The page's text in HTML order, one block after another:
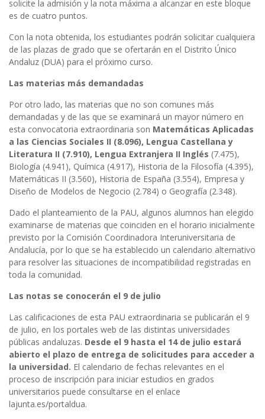
solicite la admisión y la nota máxima a alcanzar en este bloque
es de cuatro puntos.
Con la nota obtenida, los estudiantes podrán solicitar cualquiera
de las plazas de grado que se ofertarán en el Distrito Único
Andaluz (DUA) para el próximo curso.
Las materias más demandadas
Por otro lado, las materias que no son comunes más
demandadas y de las que se examinará un mayor número en
esta convocatoria extraordinaria son Matemáticas Aplicadas
a las Ciencias Sociales II (8.096), Lengua Castellana y
Literatura II (7.910), Lengua Extranjera II Inglés (7.475),
Biología (4.941), Química (4.917), Historia de la Filosofía (4.395),
Matemáticas II (3.560), Historia de España (3.554), Empresa y
Diseño de Modelos de Negocio (2.784) o Geografía (2.348).
Dado el planteamiento de la PAU, algunos alumnos han elegido
examinarse de materias que coinciden en el horario inicialmente
previsto por la Comisión Coordinadora Interuniversitaria de
Andalucía, por lo que se ha establecido un calendario alternativo
para resolver las situaciones de incompatibilidad registradas en
toda la comunidad.
Las notas se conocerán el 9 de julio
Las calificaciones de esta PAU extraordinaria se publicarán el 9
de julio, en los portales web de las distintas universidades
públicas andaluzas. Desde el 9 hasta el 14 de julio estará
abierto el plazo de entrega de solicitudes para acceder a
la universidad. El calendario de fechas relevantes en el
proceso de inscripción para iniciar estudios en grados
universitarios puede consultarse en el enlace
lajunta.es/portaldua.